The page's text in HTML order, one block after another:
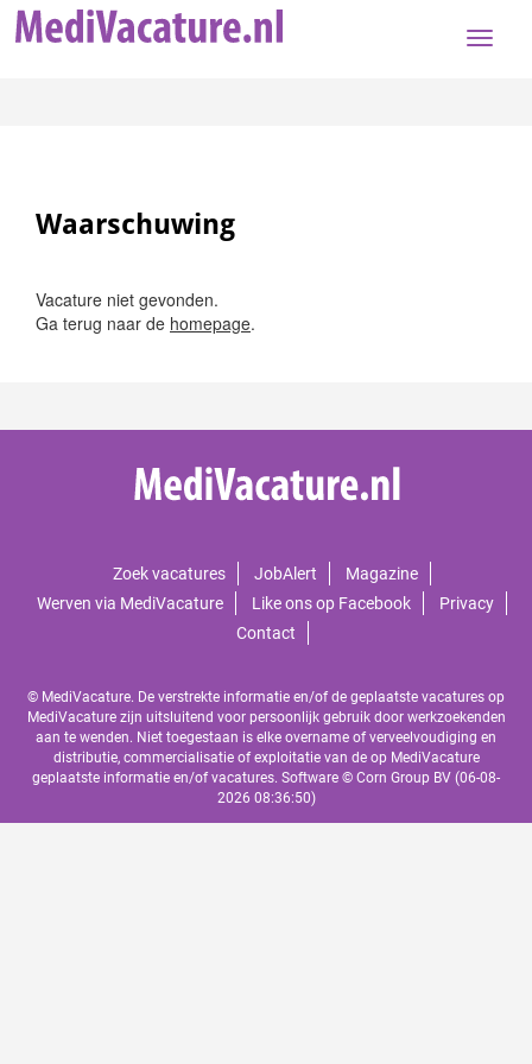
Toggle
Waarschuwing
Vacature niet gevonden.
Ga terug naar de homepage.
Zoek vacatures JobAlert
Magazine
Werven via MediVacature
Like ons op Facebook
Privacy
Contact
© MediVacature. De verstrekte informatie en/of de geplaatste vacatures op
MediVacature zijn uitsluitend voor persoonlijk gebruik door werkzoekenden
aan te wenden. Niet toegestaan is elke overname of verveelvoudiging en
distributie, commercialisatie of exploitatie van de op MediVacature
geplaatste informatie en/of vacatures. Software © Corn Group BV (06-08-
2026 08:36:50)